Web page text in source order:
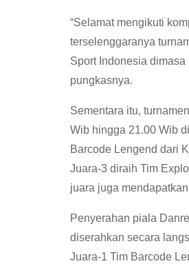
“Selamat mengikuti
terselenggaranya
Sport Indonesia
pungkasnya.
Sementara itu,
Wib hingga 21.00 Wib
Barcode Lengend dari
Juara-3 diraih Tim
juara juga
Penyerahan piala
diserahkan secara
Juara-1 Tim Barcode